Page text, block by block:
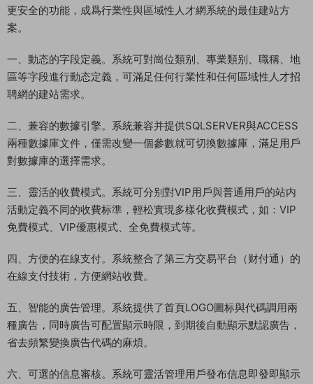
更安全的功能，成爲行業性與區域性人才網系統的最佳建站方
案。
一、動态的字段定義。系統可對崗位類别、專業類别、職稱、地
區等字段進行動态定義，可滿足任何行業性和任何區域性人才招
聘網的建站需求。
二、兼容的數據引擎。系統兼容并提供SQLSERVER與ACCESS
兩種數據庫文件，僅需改變一個參數就可切換數據庫，滿足用戶
對數據庫的選擇需求。
三、靈活的收費模式。系統可分别對VIP用戶與普通用戶的站内
活動定義不同的收費标準，輕松實現多樣化收費模式，如：VIP
免費模式、VIP優惠模式、全免費模式等。
四、方便的在線支付。系統整合了第三方交易平台（财付通）的
在線支付技術，方便網站收費。
五、智能的廣告管理。系統提供了首頁LOGO圖标與代碼調用兩
種廣告，同時廣告可配置顯示時限，到期後自動顯示默認廣告，
省去頻繁變換廣告代碼的麻煩。
六、可選的信息審核。系統可靈活管理用戶發布信息即發即顯示